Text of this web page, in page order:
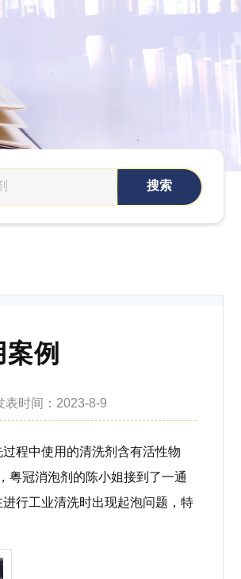
例
表时间：2023-8-9
程中使用的清洗剂含有活性物
粤冠消泡剂的陈小姐接到了一通
行工业清洗时出现起泡问题，特